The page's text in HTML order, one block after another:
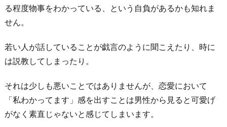
る程度物事をわかっている、という自負があるかも知れま
せん。
若い人が話していることが戯言のように聞こえたり、時に
は説教してしまったり。
それは少しも悪いことではありませんが、恋愛において
「私わかってます」感を出すことは男性から見ると可愛げ
がなく素直じゃないと感じてしまいます。